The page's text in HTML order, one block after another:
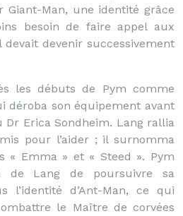
Giant-Man, une identité grâce
besoin de faire appel aux
devenir successivement
les débuts de Pym comme
déroba son équipement avant
Erica Sondheim. Lang rallia
pour l’aider ; il surnomma
« Emma » et « Steed ». Pym
de Lang de poursuivre sa
l’identité d’Ant-Man, ce qui
le Maître de corvées